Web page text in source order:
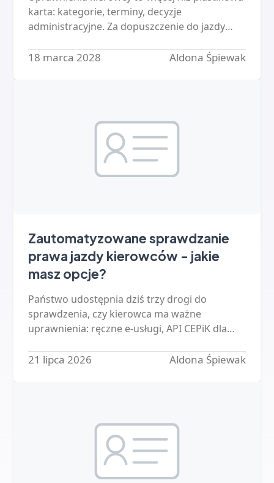
karta: kategorie, terminy, decyzje
administracyjne. Za dopuszczenie do jazdy
kierownictwo - a ręczna kontrola floty się…
18 marca 2028 Aldona Śpiewak
Zautomatyzowane sprawdzanie
prawa jazdy kierowców - jakie
masz opcje?
Państwo udostępnia dziś trzy drogi do
sprawdzenia, czy kierowca ma ważne
uprawnienia: ręczne e-usługi, API CEPiK dla
każda z nich wymaga, ile kosztuje i…
21 lipca 2026 Aldona Śpiewak